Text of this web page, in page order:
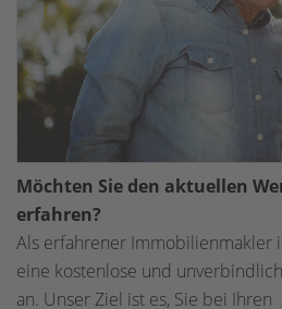
Möchten Sie den aktuellen
erfahren?
Als erfahrener Immobilienmakler
eine kostenlose und
an. Unser Ziel ist es, Sie bei Ihren